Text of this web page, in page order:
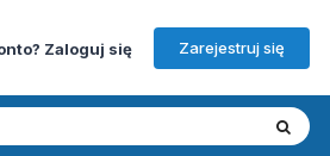
Zaloguj się Zarejestruj się